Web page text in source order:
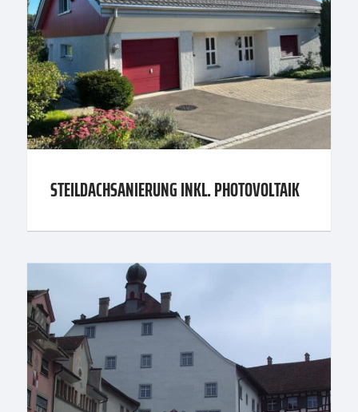
STEILDACHSANIERUNG INKL. PHOTOVOLTAIK